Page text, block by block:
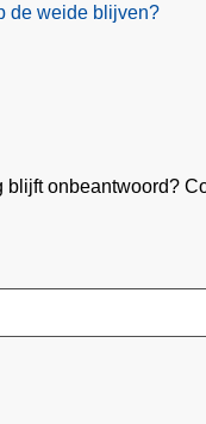
de weide blijven?
blijft onbeantwoord?